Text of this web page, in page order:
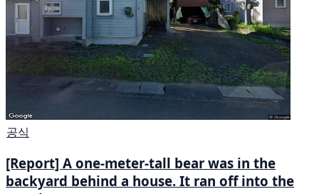
공식
[Report] A one-meter-tall bear was in the
backyard behind a house. It ran off into the